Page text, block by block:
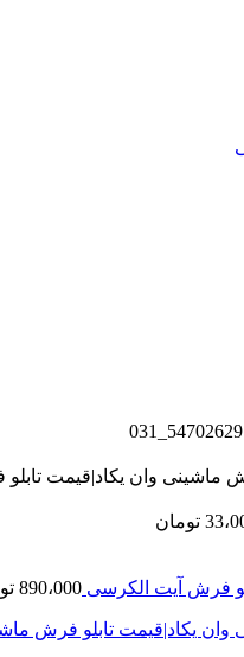
ماشینی وان یکاد|قیمت
تومان
فرش آیت الکرسی 890،000